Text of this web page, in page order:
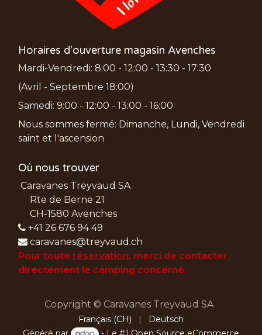
Horaires d'ouverture magasin Avenches
Mardi-Vendredi: 8:00 - 12:00 - 13:30 - 17:30
(Avril - Septembre 18:00)
Samedi: 9:00 - 12:00 - 13:00 - 16:00
Nous sommes fermé: Dimanche, Lundi, Vendredi
saint et l'ascension
Où nous trouver
Caravanes Treyvaud SA
Rte de Berne 21
CH-1580 Avenches
+41 26 676 94 49
caravanes@treyvaud.ch
Pour toute réservation, merci de contacter
directement le camping concerné.
Copyright © Caravanes Treyvaud SA
Français (CH) |
Deutsch